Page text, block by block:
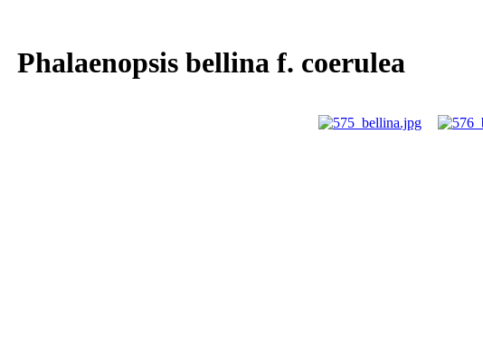
Phalaenopsis bellina f. coerulea